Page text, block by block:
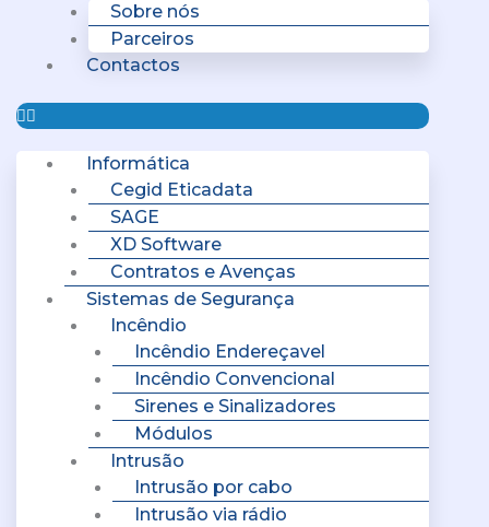
Sobre nós
Parceiros
Contactos
Informática
Cegid Eticadata
SAGE
XD Software
Contratos e Avenças
Sistemas de Segurança
Incêndio
Incêndio Endereçavel
Incêndio Convencional
Sirenes e Sinalizadores
Módulos
Intrusão
Intrusão por cabo
Intrusão via rádio